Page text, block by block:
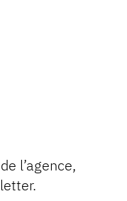
l’agence,